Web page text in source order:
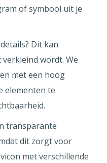
of symbool uit je
Dit kan
wordt. We
met een hoog
elementen te
transparante
dit zorgt voor
met verschillende